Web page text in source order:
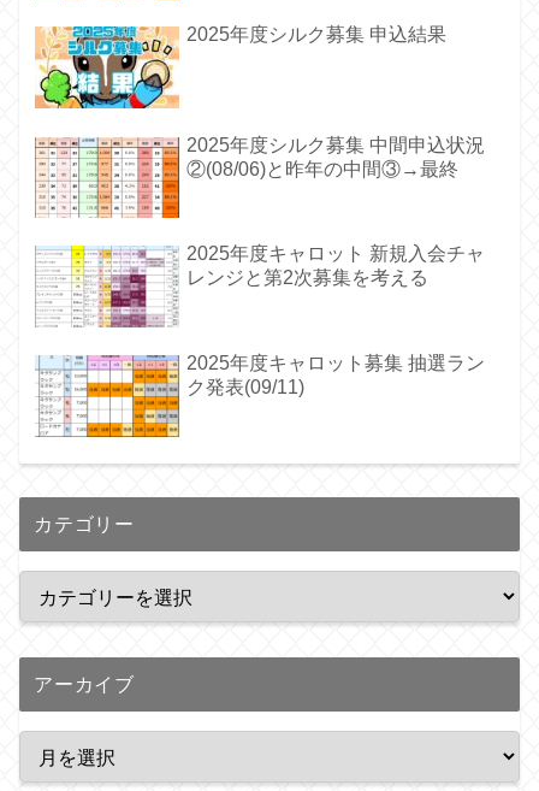
2025年度シルク募集 申込結果
2025年度シルク募集 中間申込状況
②(08/06)と昨年の中間③→最終
2025年度キャロット 新規入会チャ
レンジと第2次募集を考える
2025年度キャロット募集 抽選ラン
ク発表(09/11)
カテゴリー
アーカイブ